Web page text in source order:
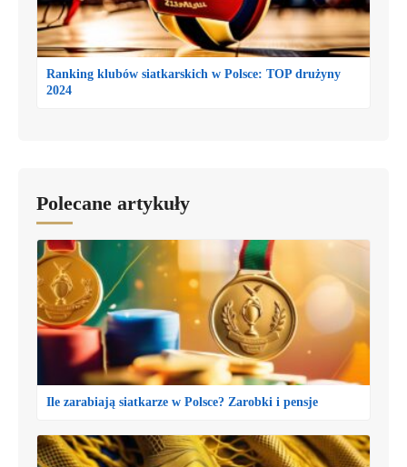
Ranking klubów siatkarskich w Polsce: TOP drużyny
2024
Polecane artykuły
Ile zarabiają siatkarze w Polsce? Zarobki i pensje